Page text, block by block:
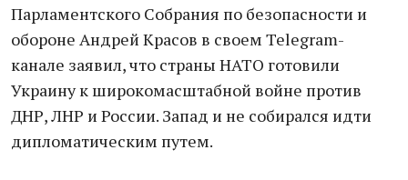
Парламентского Собрания по безопасности и
обороне Андрей Красов в своем Telegram-
канале заявил, что страны НАТО готовили
Украину к широкомасштабной войне против
ДНР, ЛНР и России. Запад и не собирался идти
дипломатическим путем.